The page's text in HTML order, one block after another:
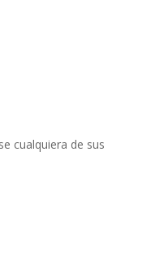
cualquiera de sus